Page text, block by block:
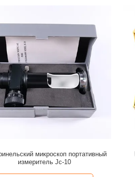
микроскоп портативный
измеритель Jc-10